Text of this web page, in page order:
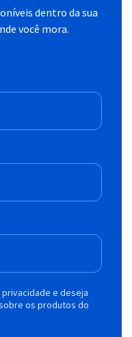
dentro da sua
você mora.
e deseja
os produtos do